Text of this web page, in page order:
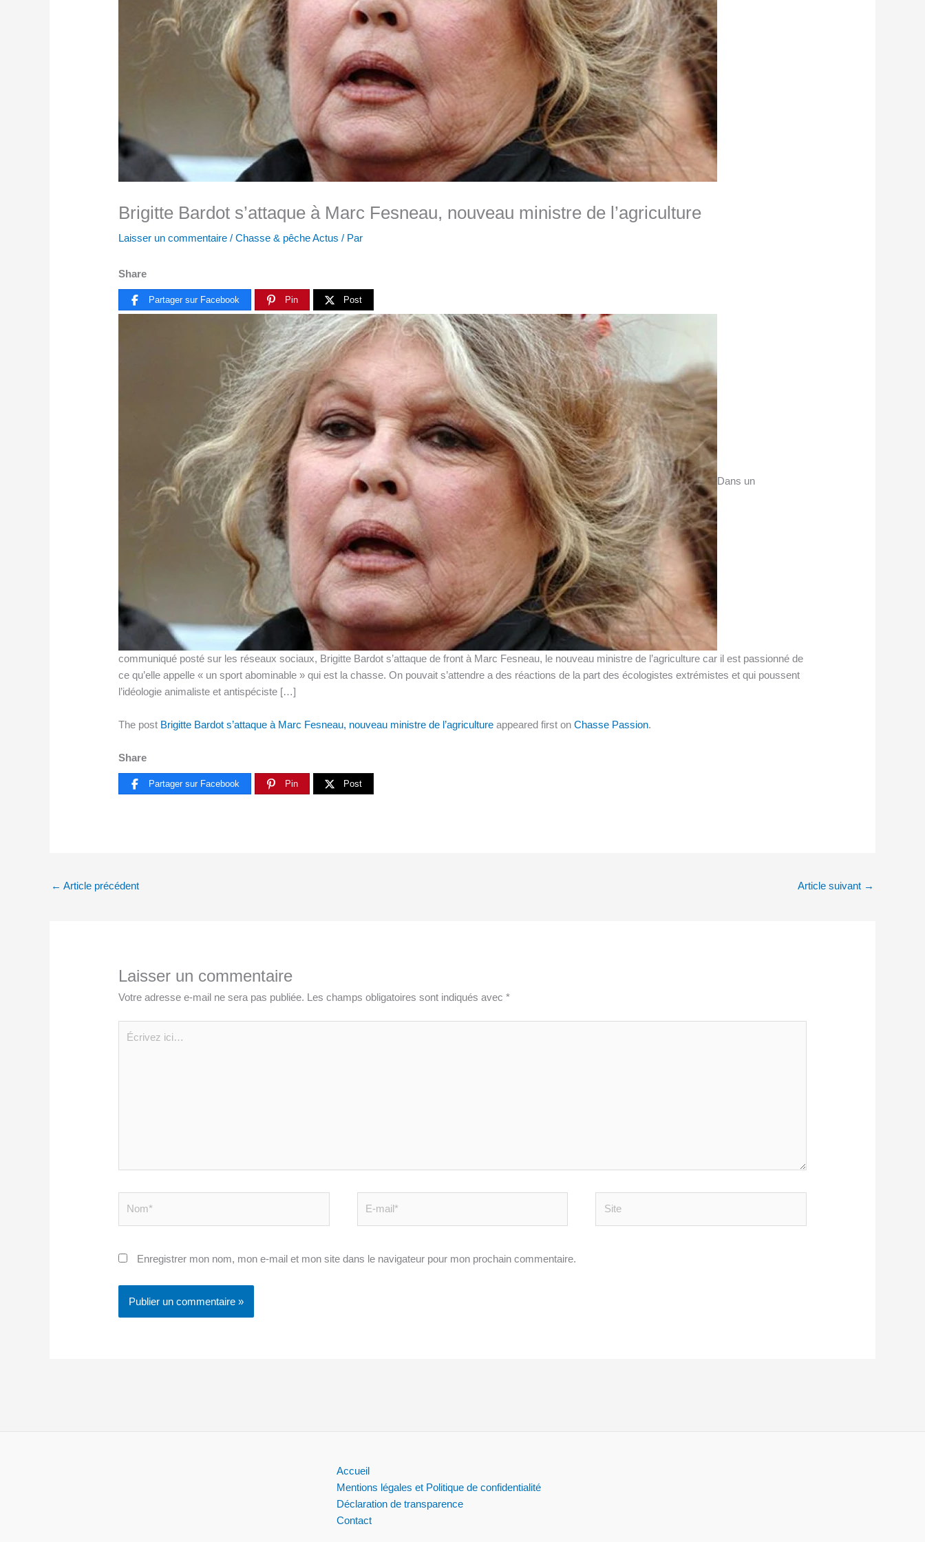
Brigitte Bardot s’attaque à Marc Fesneau, nouveau ministre de l’agriculture
Laisser un commentaire /Chasse & pêche Actus / Par
Share
Partager sur Facebook Pin Post
Dans un
communiqué posté sur les réseaux sociaux, Brigitte Bardot s’attaque de front à Marc Fesneau, le nouveau ministre de l’agriculture car il est passionné de
ce qu’elle appelle « un sport abominable » qui est la chasse. On pouvait s’attendre a des réactions de la part des écologistes extrémistes et qui poussent
l’idéologie animaliste et antispéciste […]
The post Brigitte Bardot s’attaque à Marc Fesneau, nouveau ministre de l’agriculture appeared first onChasse Passion.
Share
Partager sur Facebook Pin Post
← Article précédent Article suivant →
Laisser un commentaire
Votre adresse e-mail ne sera pas publiée. Les champs obligatoires sont indiqués avec*
ici…
mail*
Enregistrer mon nom, mon e-mail et mon site dans le navigateur pour mon prochain commentaire.
Accueil
Mentions légales et Politique de confidentialité
Déclaration de transparence
Contact